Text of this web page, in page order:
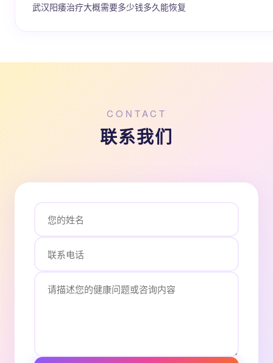
武汉阳痿治疗大概需要多少钱多久能恢复
CONTACT
联系我们